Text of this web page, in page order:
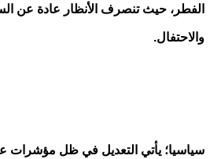
الفطر، حيث تنصرف الأنظار عادة عن
والاحتفال.
سياسيا؛ يأتي التعديل في ظل مؤشرات